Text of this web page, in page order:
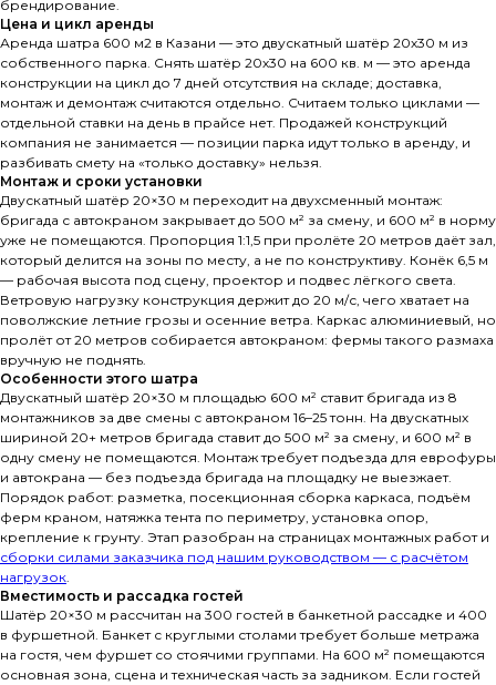
брендирование.
Цена и цикл аренды
Аренда шатра 600 м2 в Казани — это двускатный шатёр 20х30 м из
собственного парка. Снять шатёр 20х30 на 600 кв. м — это аренда
конструкции на цикл до 7 дней отсутствия на складе; доставка,
монтаж и демонтаж считаются отдельно. Считаем только циклами —
отдельной ставки на день в прайсе нет. Продажей конструкций
компания не занимается — позиции парка идут только в аренду, и
разбивать смету на «только доставку» нельзя.
Монтаж и сроки установки
Двускатный шатёр 20×30 м переходит на двухсменный монтаж:
бригада с автокраном закрывает до 500 м² за смену, и 600 м² в норму
уже не помещаются. Пропорция 1:1,5 при пролёте 20 метров даёт зал,
который делится на зоны по месту, а не по конструктиву. Конёк 6,5 м
— рабочая высота под сцену, проектор и подвес лёгкого света.
Ветровую нагрузку конструкция держит до 20 м/с, чего хватает на
поволжские летние грозы и осенние ветра. Каркас алюминиевый, но
пролёт от 20 метров собирается автокраном: фермы такого размаха
вручную не поднять.
Особенности этого шатра
Двускатный шатёр 20×30 м площадью 600 м² ставит бригада из 8
монтажников за две смены с автокраном 16–25 тонн. На двускатных
шириной 20+ метров бригада ставит до 500 м² за смену, и 600 м² в
одну смену не помещаются. Монтаж требует подъезда для еврофуры
и автокрана — без подъезда бригада на площадку не выезжает.
Порядок работ: разметка, посекционная сборка каркаса, подъём
ферм краном, натяжка тента по периметру, установка опор,
крепление к грунту. Этап разобран на страницах монтажных работ и
сборки силами заказчика под нашим руководством — с расчётом
нагрузок.
Вместимость и рассадка гостей
Шатёр 20×30 м рассчитан на 300 гостей в банкетной рассадке и 400
в фуршетной. Банкет с круглыми столами требует больше метража
на гостя, чем фуршет со стоячими группами. На 600 м² помещаются
основная зона, сцена и техническая часть за задником. Если гостей